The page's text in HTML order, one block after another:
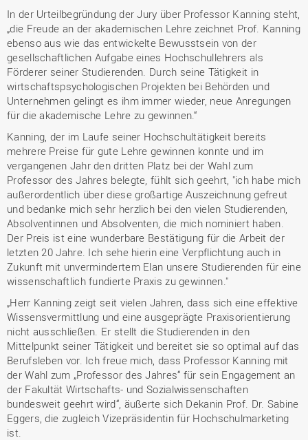
In der Urteilbegründung der Jury über Professor Kanning steht,
„die Freude an der akademischen Lehre zeichnet Prof. Kanning
ebenso aus wie das entwickelte Bewusstsein von der
gesellschaftlichen Aufgabe eines Hochschullehrers als
Förderer seiner Studierenden. Durch seine Tätigkeit in
wirtschaftspsychologischen Projekten bei Behörden und
Unternehmen gelingt es ihm immer wieder, neue Anregungen
für die akademische Lehre zu gewinnen.“
Kanning, der im Laufe seiner Hochschultätigkeit bereits
mehrere Preise für gute Lehre gewinnen konnte und im
vergangenen Jahr den dritten Platz bei der Wahl zum
Professor des Jahres belegte, fühlt sich geehrt, "ich habe mich
außerordentlich über diese großartige Auszeichnung gefreut
und bedanke mich sehr herzlich bei den vielen Studierenden,
Absolventinnen und Absolventen, die mich nominiert haben.
Der Preis ist eine wunderbare Bestätigung für die Arbeit der
letzten 20 Jahre. Ich sehe hierin eine Verpflichtung auch in
Zukunft mit unvermindertem Elan unsere Studierenden für eine
wissenschaftlich fundierte Praxis zu gewinnen."
„Herr Kanning zeigt seit vielen Jahren, dass sich eine effektive
Wissensvermittlung und eine ausgeprägte Praxisorientierung
nicht ausschließen. Er stellt die Studierenden in den
Mittelpunkt seiner Tätigkeit und bereitet sie so optimal auf das
Berufsleben vor. Ich freue mich, dass Professor Kanning mit
der Wahl zum „Professor des Jahres“ für sein Engagement an
der Fakultät Wirtschafts- und Sozialwissenschaften
bundesweit geehrt wird“, äußerte sich Dekanin Prof. Dr. Sabine
Eggers, die zugleich Vizepräsidentin für Hochschulmarketing
ist.